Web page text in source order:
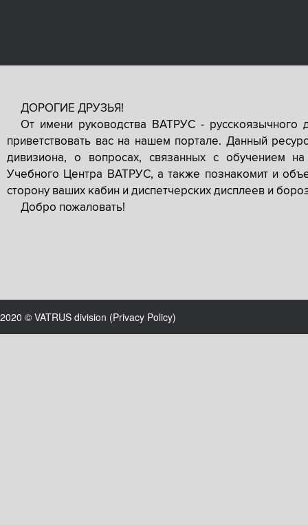
ДОРОГИЕ ДРУЗЬЯ!
От имени руководства ВАТРУС -
приветствовать вас на нашем портале. Данный
дивизиона, о вопросах, связанных с обучением
Учебного Центра ВАТРУС, а также познакомит и
сторону ваших кабин и диспетчерских дисплеев и
Добро пожаловать!
2020 © VATRUS division (Privacy Policy)